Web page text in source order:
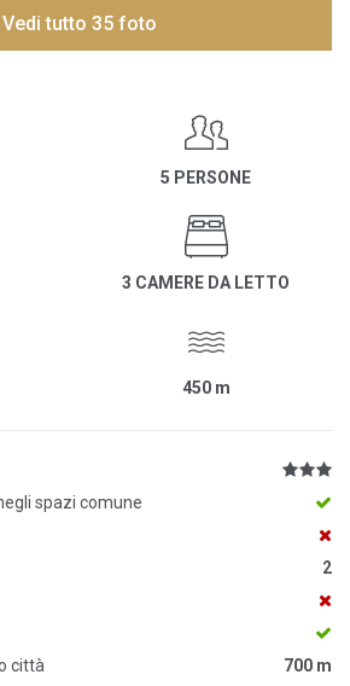
Vedi tutto 35 foto
5 PERSONE
3 CAMERE DA LETTO
450 m
spazi comune
2
città
700 m